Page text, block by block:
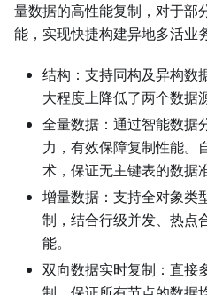
量数据的高性能复制，对于部
能，实现快捷构建异地多活业
结构：支持同构及异构数
大程度上降低了两个数据
全量数据：通过智能数据
力，有效保障复制性能。
术，保证无主键表的数据
增量数据：支持全对象类
制，结合行级并发、热点
能。
双向数据实时复制：直接